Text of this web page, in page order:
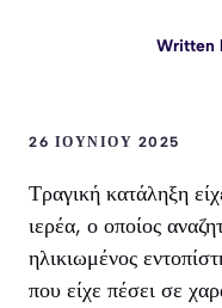
Written
26 ΙΟΥΝΊΟΥ 2025
Τραγική κατάληξη
ιερέα, ο οποίος
ηλικιωμένος
που είχε πέσει σε